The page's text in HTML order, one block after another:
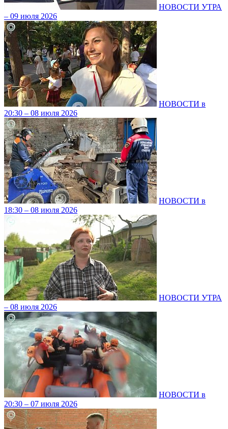
НОВОСТИ УТРА
– 09 июля 2026
НОВОСТИ в
20:30 – 08 июля 2026
НОВОСТИ в
18:30 – 08 июля 2026
НОВОСТИ УТРА
– 08 июля 2026
НОВОСТИ в
20:30 – 07 июля 2026